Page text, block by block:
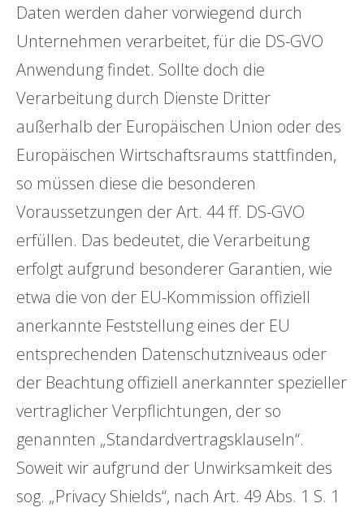
Daten werden daher vorwiegend durch
Unternehmen verarbeitet, für die DS-GVO
Anwendung findet. Sollte doch die
Verarbeitung durch Dienste Dritter
außerhalb der Europäischen Union oder des
Europäischen Wirtschaftsraums stattfinden,
so müssen diese die besonderen
Voraussetzungen der Art. 44 ff. DS-GVO
erfüllen. Das bedeutet, die Verarbeitung
erfolgt aufgrund besonderer Garantien, wie
etwa die von der EU-Kommission offiziell
anerkannte Feststellung eines der EU
entsprechenden Datenschutzniveaus oder
der Beachtung offiziell anerkannter spezieller
vertraglicher Verpflichtungen, der so
genannten „Standardvertragsklauseln“.
Soweit wir aufgrund der Unwirksamkeit des
sog. „Privacy Shields“, nach Art. 49 Abs. 1 S. 1